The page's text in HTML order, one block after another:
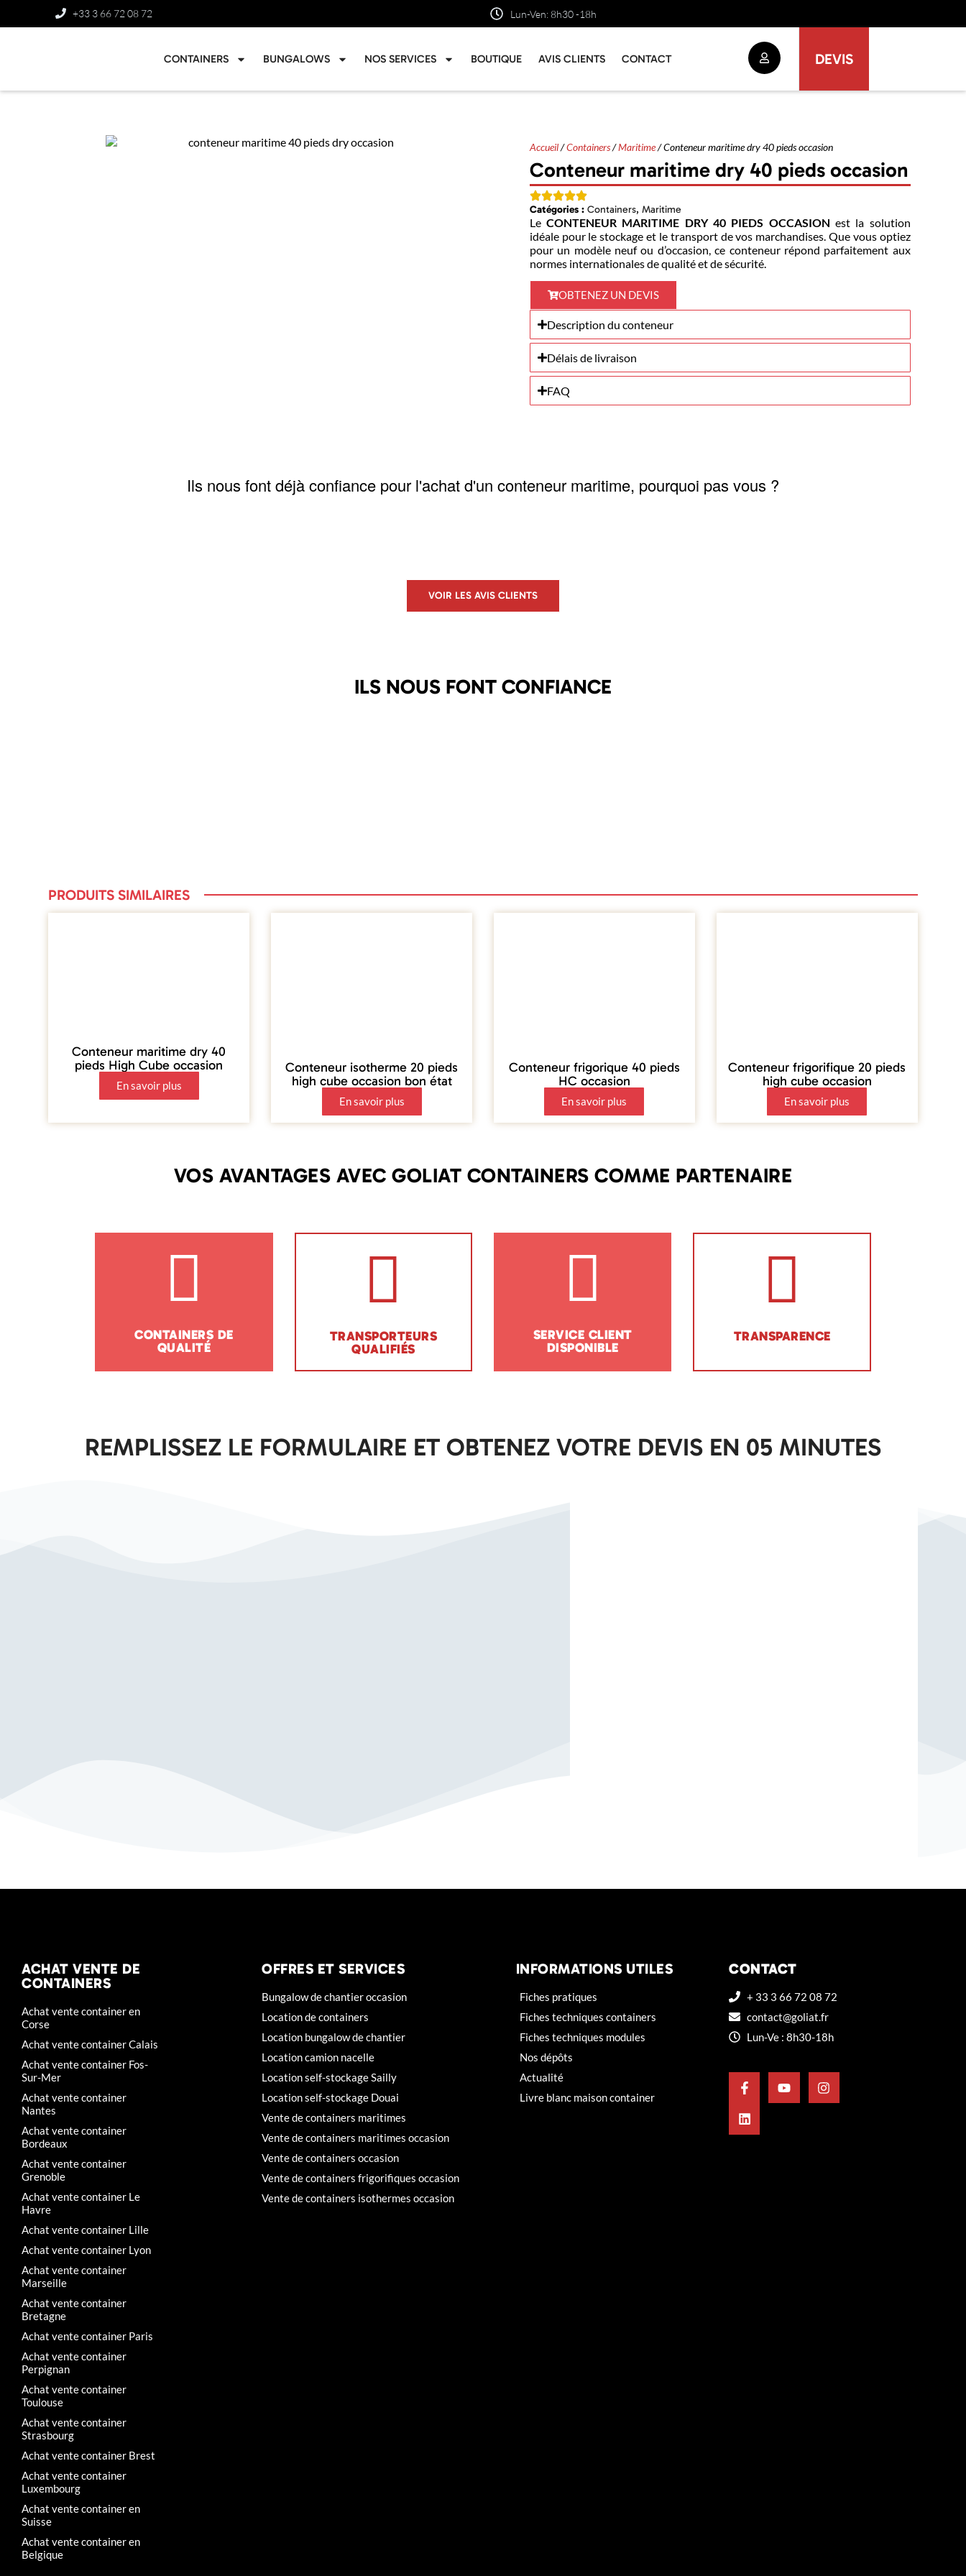
+33 3 66 72 08 72 Lun-Ven: 8h30 -18h
CONTAINERS BUNGALOWS NOS SERVICES BOUTIQUE AVIS CLIENTS CONTACT DEVIS
Accueil/Containers/Maritime/ Conteneur maritime dry 40 pieds occasion
Conteneur maritime dry 40 pieds occasion
Catégories : Containers, Maritime
LeCONTENEUR MARITIME DRY 40 PIEDS OCCASIONest la solution
idéale pour le stockage et le transport de vos marchandises. Que vous optiez
pour un modèle neuf ou d’occasion, ce conteneur répond parfaitement aux
normes internationales de qualité et de sécurité.
OBTENEZ UN DEVIS
Description du conteneur
Délais de livraison
FAQ
Ils nous font déjà confiance pour l'achat d'un conteneur maritime, pourquoi pas vous ?
VOIR LES AVIS CLIENTS
ILS NOUS FONT CONFIANCE
PRODUITS SIMILAIRES
Conteneur maritime dry 40
pieds High Cube occasion
En savoir plus
Conteneur isotherme 20 pieds
high cube occasion bon état
En savoir plus
Conteneur frigorique 40 pieds
HC occasion
En savoir plus
Conteneur frigorifique 20 pieds
high cube occasion
En savoir plus
VOS AVANTAGES AVEC GOLIAT CONTAINERS COMME PARTENAIRE
CONTAINERS DE
QUALITÉ
TRANSPORTEURS
QUALIFIÉS
SERVICE CLIENT
DISPONIBLE
TRANSPARENCE
REMPLISSEZ LE FORMULAIRE ET OBTENEZ VOTRE DEVIS EN 05 MINUTES
ACHAT VENTE DE
CONTAINERS
Achat vente container en
Corse
Achat vente container Calais
Achat vente container Fos-
Sur-Mer
Achat vente container
Nantes
Achat vente container
Bordeaux
Achat vente container
Grenoble
Achat vente container Le
Havre
Achat vente container Lille
Achat vente container Lyon
Achat vente container
Marseille
Achat vente container
Bretagne
Achat vente container Paris
Achat vente container
Perpignan
Achat vente container
Toulouse
Achat vente container
Strasbourg
Achat vente container Brest
Achat vente container
Luxembourg
Achat vente container en
Suisse
Achat vente container en
Belgique
OFFRES ET SERVICES
Bungalow de chantier occasion
Location de containers
Location bungalow de chantier
Location camion nacelle
Location self-stockage Sailly
Location self-stockage Douai
Vente de containers maritimes
Vente de containers maritimes occasion
Vente de containers occasion
Vente de containers frigorifiques occasion
Vente de containers isothermes occasion
INFORMATIONS UTILES
Fiches pratiques
Fiches techniques containers
Fiches techniques modules
Nos dépôts
Actualité
Livre blanc maison container
CONTACT
+ 33 3 66 72 08 72
contact@goliat.fr
Lun-Ve : 8h30-18h